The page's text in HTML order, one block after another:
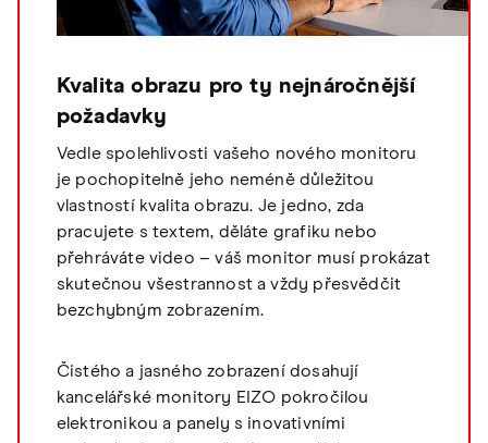
Kvalita obrazu pro ty nejnáročnější
požadavky
Vedle spolehlivosti vašeho nového monitoru
je pochopitelně jeho neméně důležitou
vlastností kvalita obrazu. Je jedno, zda
pracujete s textem, děláte grafiku nebo
přehráváte video – váš monitor musí prokázat
skutečnou všestrannost a vždy přesvědčit
bezchybným zobrazením.
Čistého a jasného zobrazení dosahují
kancelářské monitory EIZO pokročilou
elektronikou a panely s inovativními